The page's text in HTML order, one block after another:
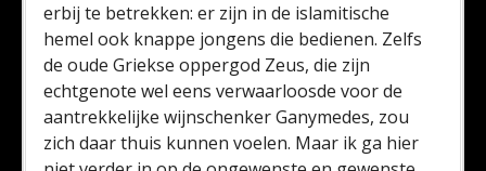
erbij te betrekken: er zijn in de islamitische
hemel ook knappe jongens die bedienen. Zelfs
de oude Griekse oppergod Zeus, die zijn
echtgenote wel eens verwaarloosde voor de
aantrekkelijke wijnschenker Ganymedes, zou
zich daar thuis kunnen voelen. Maar ik ga hier